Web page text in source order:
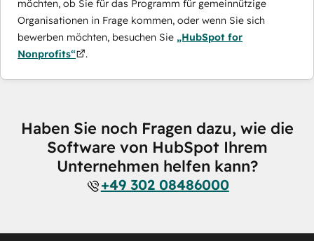
möchten, ob Sie für das Programm für gemeinnützige
Organisationen in Frage kommen, oder wenn Sie sich
bewerben möchten, besuchen Sie „HubSpot for
Nonprofits“
.
Haben Sie noch Fragen dazu, wie die
Software von HubSpot Ihrem
Unternehmen helfen kann?
+49 302 08486000